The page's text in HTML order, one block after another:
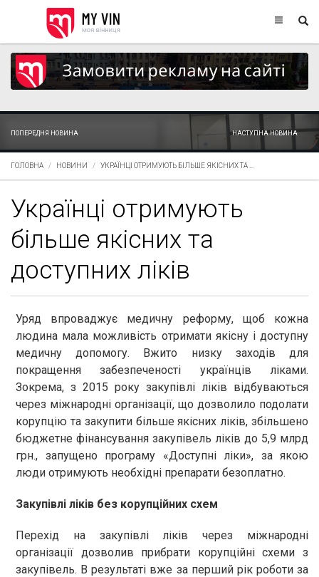
ПОПЕРЕДНЯ НОВИНА НАСТУПНА НОВИНА
ГОЛОВНА НОВИНИ УКРАЇНЦІ ОТРИМУЮТЬ БІЛЬШЕ ЯКІСНИХ ТА ...
Українці отримують
більше якісних та
доступних ліків
Уряд впроваджує медичну реформу, щоб кожна
людина мала можливість отримати якісну і доступну
медичну допомогу. Вжито низку заходів для
покращення забезпеченості українців ліками.
Зокрема, з 2015 року закупівлі ліків відбуваються
через міжнародні організації, що дозволило подолати
корупцію та закупити більше якісних ліків, збільшено
бюджетне фінансування закупівель ліків до 5,9 млрд
грн., запущено програму «Доступні ліки», за якою
люди отримують необхідні препарати безоплатно.
Закупівлі ліків без корупційних схем
Перехід на закупівлі ліків через міжнародні
організації дозволив прибрати корупційні схеми з
закупівель. В результаті вже за перший рік роботи за